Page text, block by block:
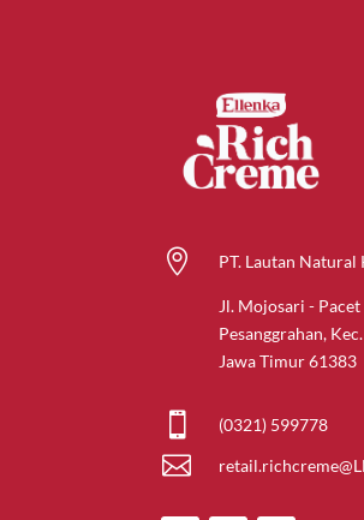
 PT. Lautan
Jl. Mojosari -
Pesanggrahan,
Jawa Timur 61383
 (0321) 599778
